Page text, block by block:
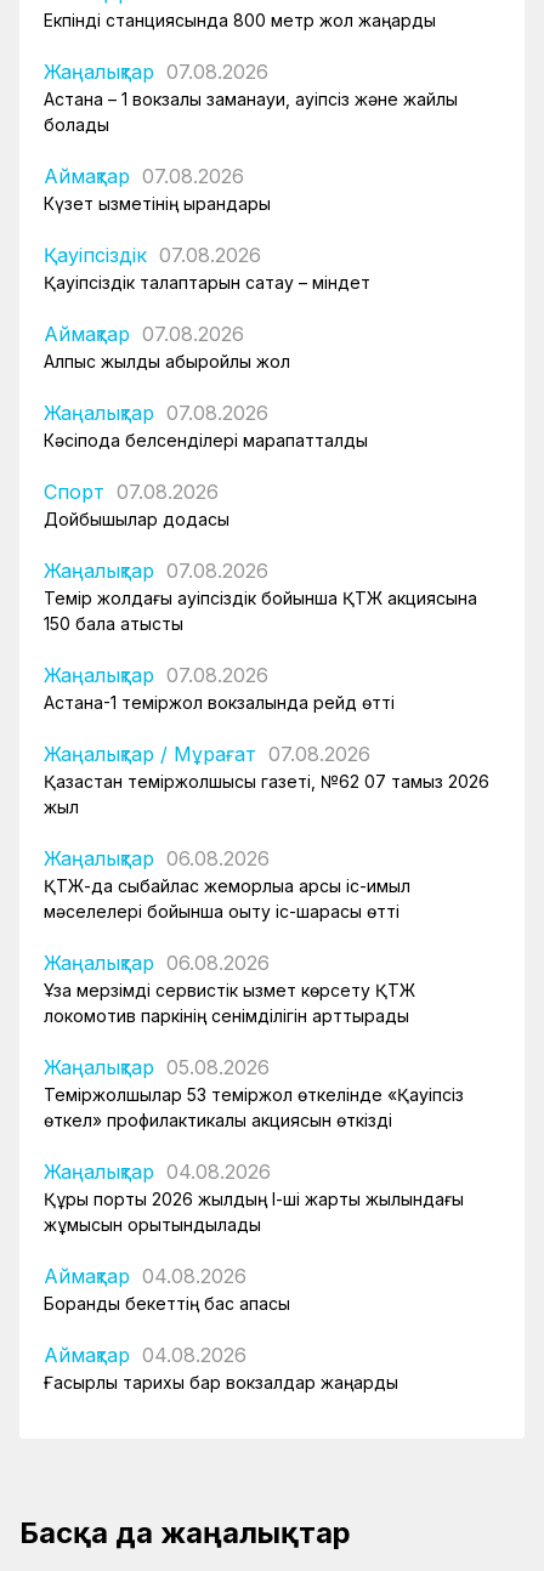
Екпінді станциясында 800 метр жол жаңарды
Жаңалықтар 07.08.2026
Астана – 1 вокзалы заманауи, қауіпсіз және жайлы
болады
Аймақтар 07.08.2026
Күзет қызметінің қырандары
Қауіпсіздік 07.08.2026
Қауіпсіздік талаптарын сақтау – міндет
Аймақтар 07.08.2026
Алпыс жылдық абыройлы жол
Жаңалықтар 07.08.2026
Кәсіподақ белсенділері марапатталды
Спорт 07.08.2026
Дойбышылар додасы
Жаңалықтар 07.08.2026
Темір жолдағы қауіпсіздік бойынша ҚТЖ акциясына
150 бала қатысты
Жаңалықтар 07.08.2026
Астана-1 теміржол вокзалында рейд өтті
Жаңалықтар / Мұрағат 07.08.2026
Қазақстан теміржолшысы газеті, №62 07 тамыз 2026
жыл
Жаңалықтар 06.08.2026
ҚТЖ-да сыбайлас жемқорлыққа қарсы іс-қимыл
мәселелері бойынша оқыту іс-шарасы өтті
Жаңалықтар 06.08.2026
Ұзақ мерзімді сервистік қызмет көрсету ҚТЖ
локомотив паркінің сенімділігін арттырады
Жаңалықтар 05.08.2026
Теміржолшылар 53 теміржол өткелінде «Қауіпсіз
өткел» профилактикалық акциясын өткізді
Жаңалықтар 04.08.2026
Құрық порты 2026 жылдың І-ші жарты жылындағы
жұмысын қорытындылады
Аймақтар 04.08.2026
Боранды бекеттің бас қақпасы
Аймақтар 04.08.2026
Ғасырлық тарихы бар вокзалдар жаңарды
Басқа да жаңалықтар